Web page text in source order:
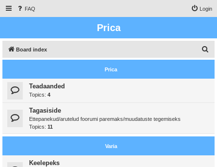
FAQ Login
Prica
Board index
e
Prica
Teadaanded
Topics: 4
Tagasiside
Ettepanekud/arutelud foorumi paremaks/muudatuste tegemiseks
Topics: 11
Varia
Keelepeks